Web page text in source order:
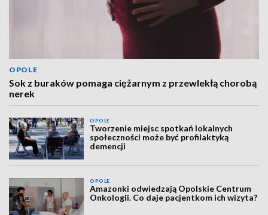
OPOLE
Sok z buraków pomaga ciężarnym z przewlekłą chorobą
nerek
OPOLE
Tworzenie miejsc spotkań lokalnych
społeczności może być profilaktyką
demencji
OPOLE
Amazonki odwiedzają Opolskie Centrum
Onkologii. Co daje pacjentkom ich wizyta?